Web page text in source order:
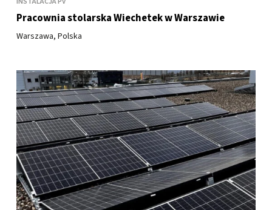
Pracownia stolarska Wiechetek w Warszawie
Warszawa, Polska